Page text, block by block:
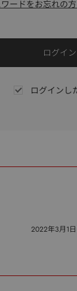
ードをお忘れの
ログインし
2022年3月1